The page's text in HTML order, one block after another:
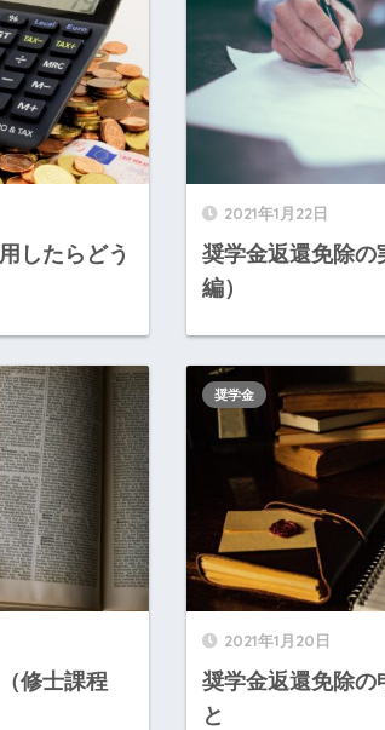
したらどう
2021年1月22日
奨学金返還免除の
編）
修士課程
2021年1月20日
奨学金返還免除の
と
奨学金